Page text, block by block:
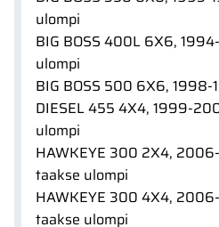
ulompi
BIG BOSS 400L 6X6,
ulompi
BIG BOSS 500 6X6,
DIESEL 455 4X4, 1999-
ulompi
HAWKEYE 300 2X4,
taakse ulompi
HAWKEYE 300 4X4,
taakse ulompi